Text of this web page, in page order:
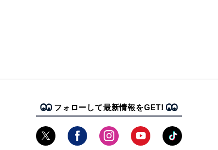
フォローして最新情報をGET!